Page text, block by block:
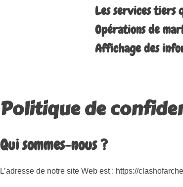
Les services tiers
Opérations de
Affichage des
Politique de
Qui sommes-nous ?
L’adresse de notre site Web est : https://